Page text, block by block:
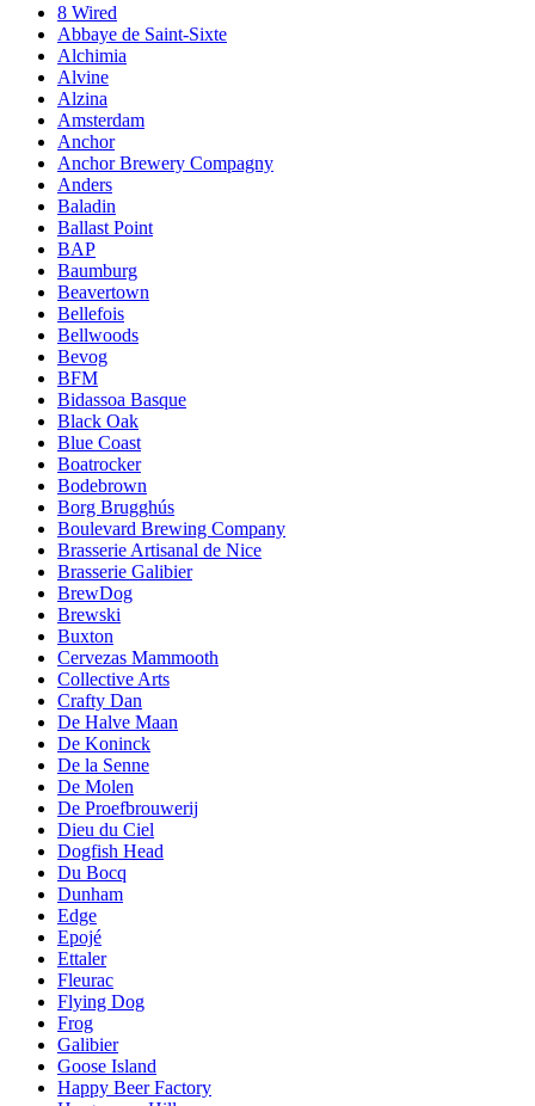
8 Wired
Abbaye de Saint-Sixte
Alchimia
Alvine
Alzina
Amsterdam
Anchor
Anchor Brewery Compagny
Anders
Baladin
Ballast Point
BAP
Baumburg
Beavertown
Bellefois
Bellwoods
Bevog
BFM
Bidassoa Basque
Black Oak
Blue Coast
Boatrocker
Bodebrown
Borg Brugghús
Boulevard Brewing Company
Brasserie Artisanal de Nice
Brasserie Galibier
BrewDog
Brewski
Buxton
Cervezas Mammooth
Collective Arts
Crafty Dan
De Halve Maan
De Koninck
De la Senne
De Molen
De Proefbrouwerij
Dieu du Ciel
Dogfish Head
Du Bocq
Dunham
Edge
Epojé
Ettaler
Fleurac
Flying Dog
Frog
Galibier
Goose Island
Happy Beer Factory